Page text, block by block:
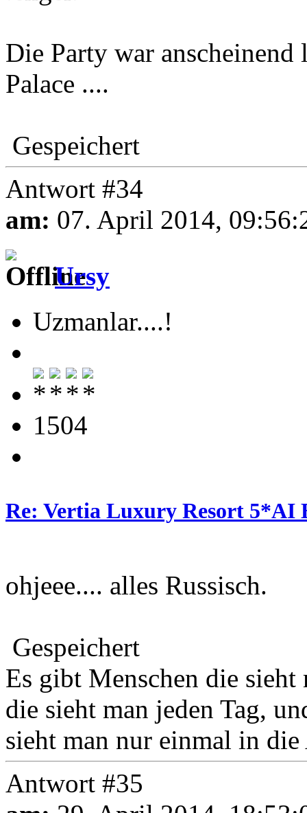
Die Party war anscheinend
Palace ....
Gespeichert
Antwort #34
am: 07. April 2014,
Ursy
Uzmanlar....!
1504
Re: Vertia Luxury Resort 5*AI
ohjeee.... alles Russisch.
Gespeichert
Es gibt Menschen die
die sieht man jeden Tag,
sieht man nur einmal in
Antwort #35